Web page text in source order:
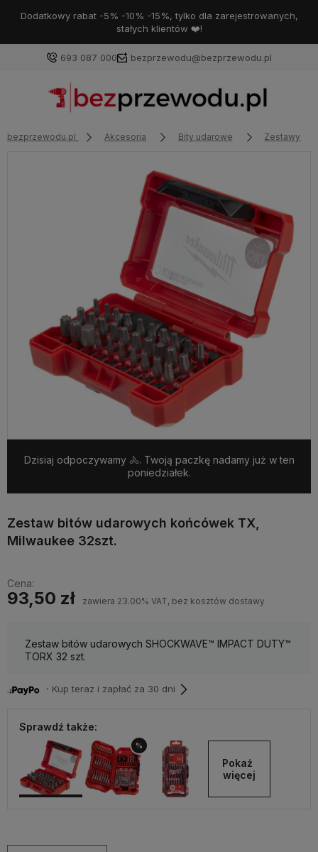
Dodatkowy rabat -5% -10% -15%, tylko dla zarejestrowanych,
stałych klientów ❤️!
693 087 000 bezprzewodu@bezprzewodu.pl
bezprzewodu.pl Akcesoria Bity udarowe Zestawy
Dzisiaj odpoczywamy 🚴. Twoją paczkę nadamy już w ten
poniedziałek.
Zestaw bitów udarowych końcówek TX,
Milwaukee 32szt.
Cena:
93,50 zł zawiera 23.00% VAT, bez kosztów dostawy
Zestaw bitów udarowych SHOCKWAVE™ IMPACT DUTY™
TORX 32 szt.
・Kup teraz i zapłać za 30 dni
Sprawdź także:
%
Pokaż
więcej